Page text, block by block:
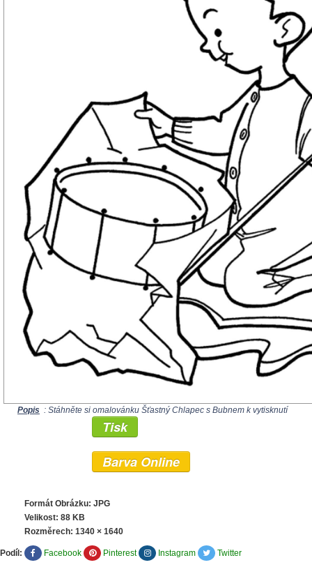
Popis : Stáhněte si omalovánku Šťastný Chlapec s Bubnem k vytisknutí
Tisk
Barva Online
Formát Obrázku: JPG
Velikost: 88 KB
Rozměrech: 1340 × 1640
Podíl: Facebook Pinterest Instagram Twitter